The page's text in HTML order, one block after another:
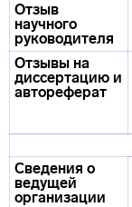
Отзыв
научного
руководителя
Отзывы на
диссертацию и
автореферат
Сведения о
ведущей
организации